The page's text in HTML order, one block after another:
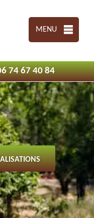
MENU
74 67 40 84